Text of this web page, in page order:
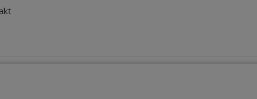
prevádzky. Všetky práva vyhradené.